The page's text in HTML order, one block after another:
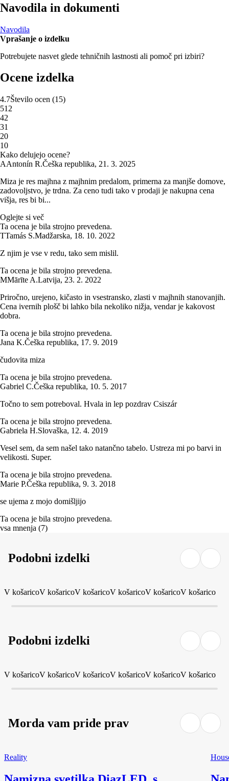
Navodila in dokumenti
Navodila
Vprašanje o izdelku
Potrebujete nasvet glede tehničnih lastnosti ali pomoč pri izbiri?
Ocene izdelka
4.7Število ocen (15)
512
42
31
20
10
Kako delujejo ocene?
AAntonín R.Češka republika, 21. 3. 2025
Miza je res majhna z majhnim predalom, primerna za manjše domove,
zadovoljstvo, je trdna. Za ceno tudi tako v prodaji je nakupna cena
višja, res bi bi...
Oglejte si več
Ta ocena je bila strojno prevedena.
TTamás S.Madžarska, 18. 10. 2022
Z njim je vse v redu, tako sem mislil.
Ta ocena je bila strojno prevedena.
MMārīte A.Latvija, 23. 2. 2022
Priročno, urejeno, kičasto in vsestransko, zlasti v majhnih stanovanjih.
Cena ivernih plošč bi lahko bila nekoliko nižja, vendar je kakovost
dobra.
Ta ocena je bila strojno prevedena.
Jana K.Češka republika, 17. 9. 2019
čudovita miza
Ta ocena je bila strojno prevedena.
Gabriel C.Češka republika, 10. 5. 2017
Točno to sem potreboval. Hvala in lep pozdrav Csiszár
Ta ocena je bila strojno prevedena.
Gabriela H.Slovaška, 12. 4. 2019
Vesel sem, da sem našel tako natančno tabelo. Ustreza mi po barvi in
velikosti. Super.
Ta ocena je bila strojno prevedena.
Marie P.Češka republika, 9. 3. 2018
se ujema z mojo domišljijo
Ta ocena je bila strojno prevedena.
vsa mnenja (7)
Podobni izdelki
V košaricoV košaricoV košaricoV košaricoV košaricoV košarico
Podobni izdelki
V košaricoV košaricoV košaricoV košaricoV košaricoV košarico
Morda vam pride prav
Reality